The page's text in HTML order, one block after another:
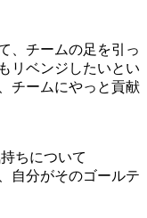
、チームの足を引っ
リベンジしたいとい
チームにやっと貢献
ちについて
自分がそのゴールテ